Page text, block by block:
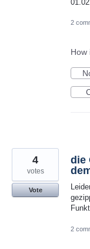
2
How
die
4
votes
Vote
2